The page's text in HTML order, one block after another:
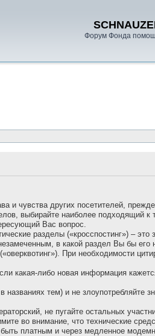
Форум Фонда
чувства других посетителей,
выбирайте наиболее подходящий
Вас вопрос.
разделы («кросспостинг») –
в какой раздел Вы бы его
При необходимости
какая-либо новая информация
тем) и не злоупотребляйте
не пугайте остальных
во внимание, что технические
платным и через медленное